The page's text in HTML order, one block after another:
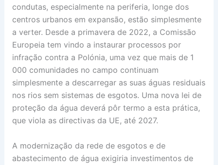
condutas, especialmente na periferia, longe dos
centros urbanos em expansão, estão simplesmente
a verter. Desde a primavera de 2022, a Comissão
Europeia tem vindo a instaurar processos por
infração contra a Polónia, uma vez que mais de 1
000 comunidades no campo continuam
simplesmente a descarregar as suas águas residuais
nos rios sem sistemas de esgotos. Uma nova lei de
proteção da água deverá pôr termo a esta prática,
que viola as directivas da UE, até 2027.
A modernização da rede de esgotos e de
abastecimento de água exigiria investimentos de